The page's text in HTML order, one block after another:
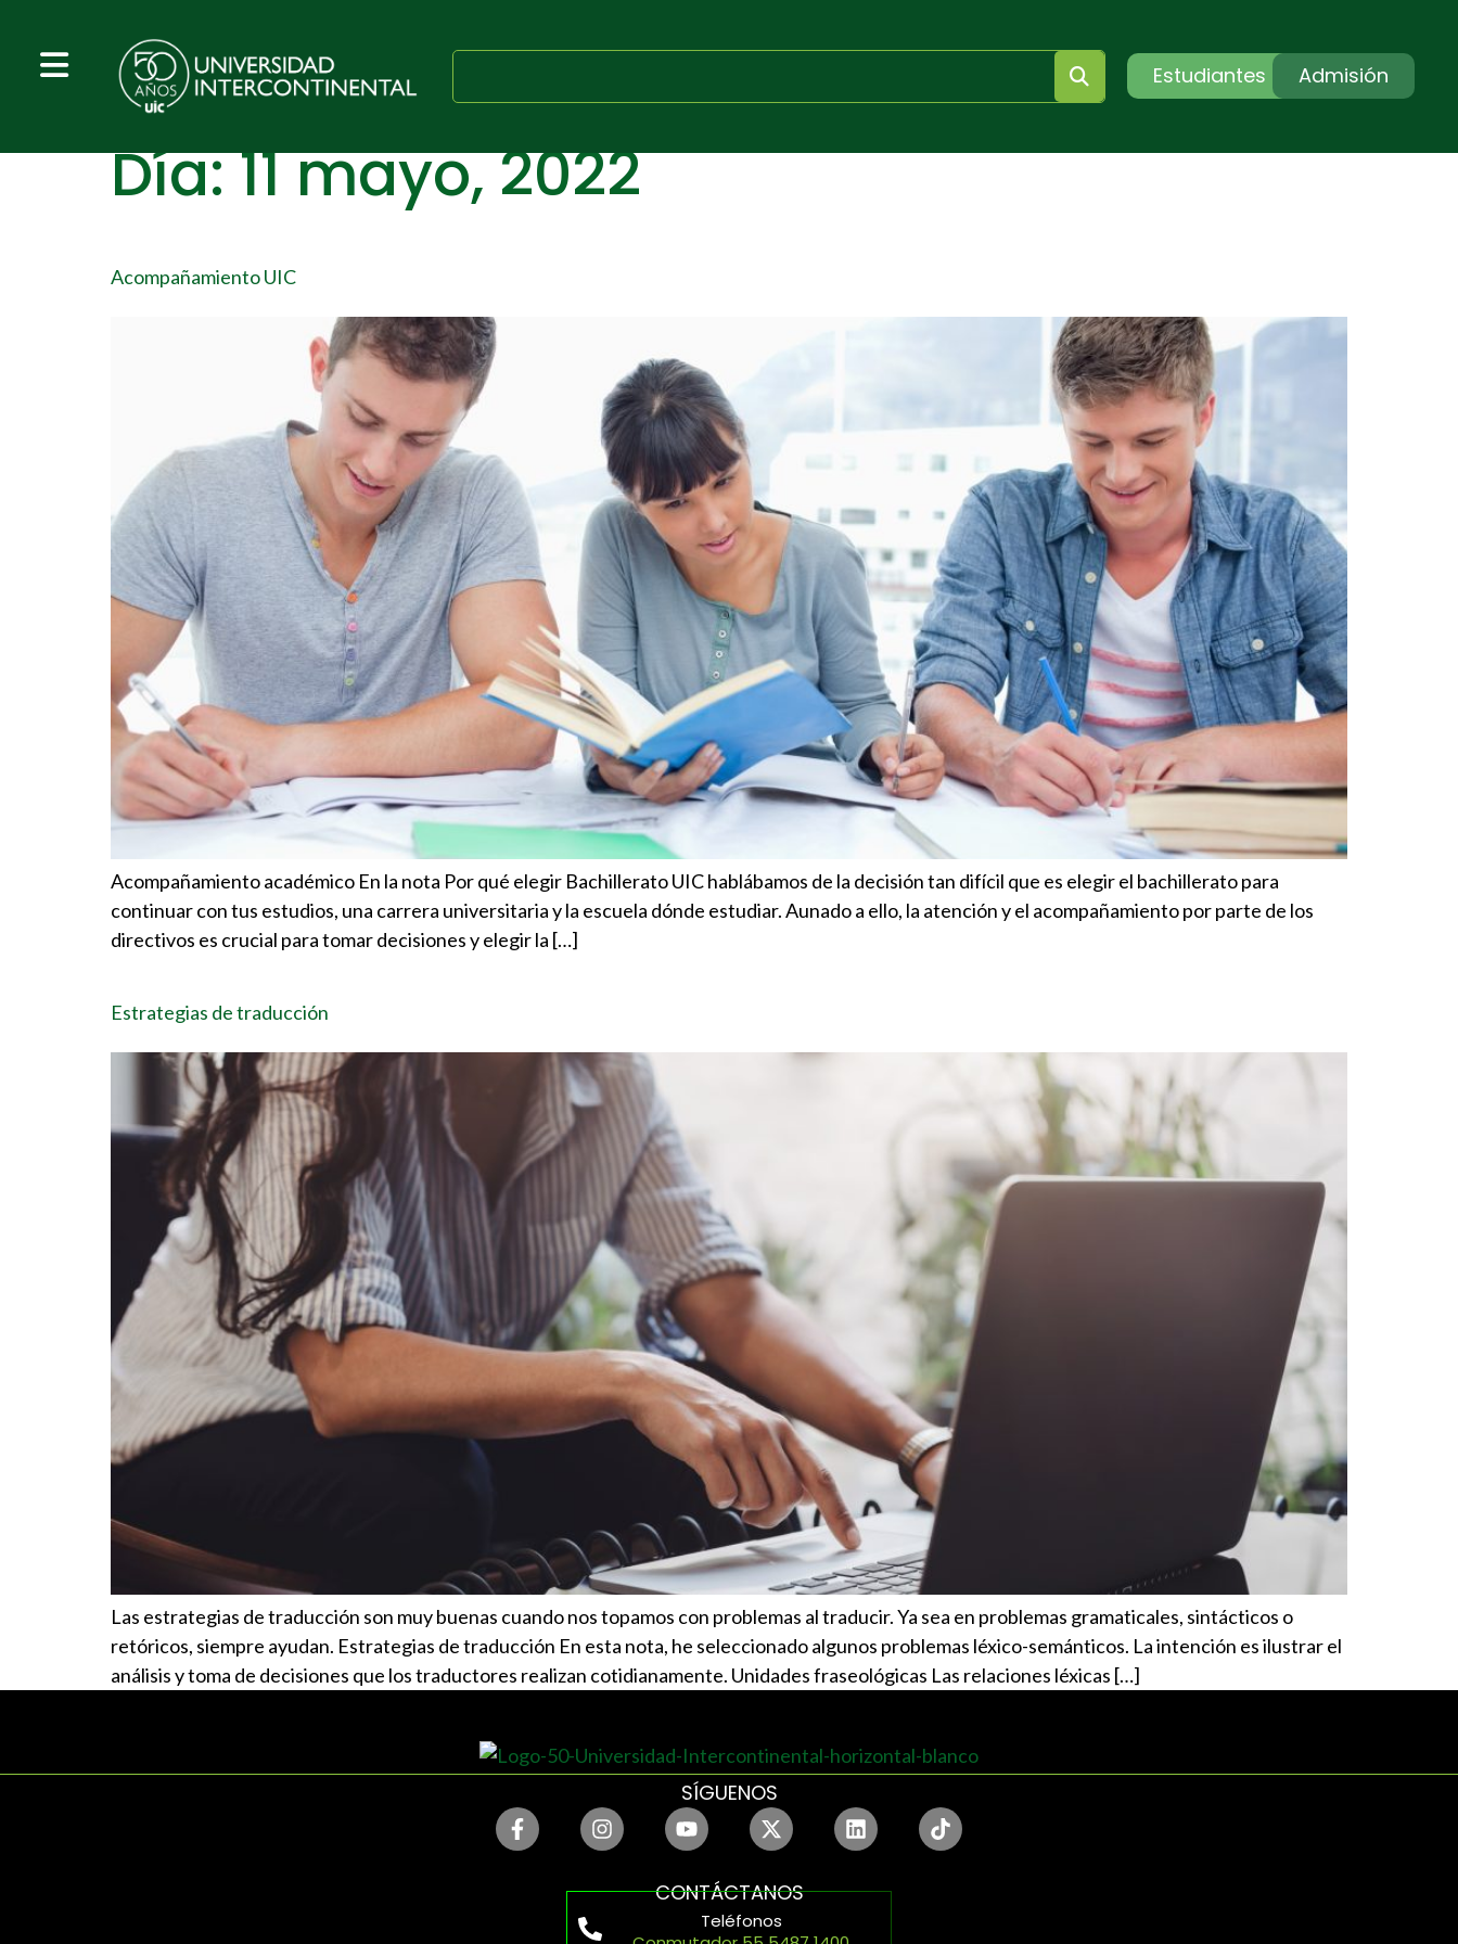
Estudiantes Admisión
Día:11 mayo, 2022
Acompañamiento UIC
Acompañamiento académico En la nota Por qué elegir Bachillerato UIC hablábamos de la decisión tan difícil que es elegir el bachillerato para
continuar con tus estudios, una carrera universitaria y la escuela dónde estudiar. Aunado a ello, la atención y el acompañamiento por parte de los
directivos es crucial para tomar decisiones y elegir la […]
Estrategias de traducción
Las estrategias de traducción son muy buenas cuando nos topamos con problemas al traducir. Ya sea en problemas gramaticales, sintácticos o
retóricos, siempre ayudan. Estrategias de traducción En esta nota, he seleccionado algunos problemas léxico-semánticos. La intención es ilustrar el
análisis y toma de decisiones que los traductores realizan cotidianamente. Unidades fraseológicas Las relaciones léxicas […]
SÍGUENOS
CONTÁCTANOS
Teléfonos